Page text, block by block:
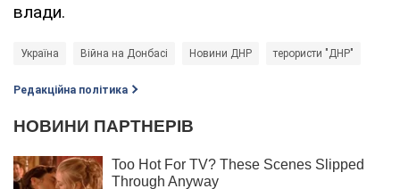
влади.
Україна Війна на Донбасі Новини ДНР терористи "ДНР"
Редакційна політика